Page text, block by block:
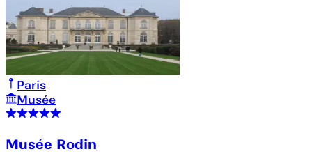
Paris
Musée
Musée Rodin